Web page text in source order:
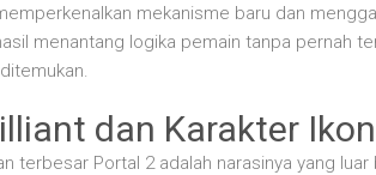
mekanisme baru dan
menantang logika pemain tanpa pernah
dan Karakter
terbesar Portal 2 adalah narasinya yang